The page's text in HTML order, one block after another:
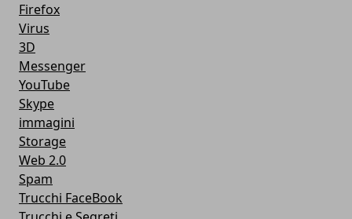
Firefox
Virus
3D
Messenger
YouTube
Skype
immagini
Storage
Web 2.0
Spam
Trucchi FaceBook